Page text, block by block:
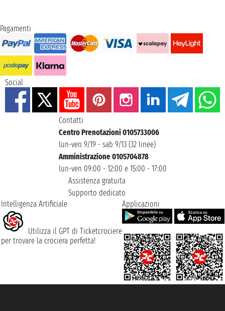
Pagamenti
Social
Contatti
Centro Prenotazioni 0105733006
lun-ven 9/19 - sab 9/13 (32 linee)
Amministrazione 0105704878
lun-ven 09:00 - 12:00 e 15:00 - 17:00
Assistenza gratuita
Supporto dedicato
Intelligenza Artificiale
Utilizza il GPT di Ticketcrociere
per trovare la crociera perfetta!
Applicazioni